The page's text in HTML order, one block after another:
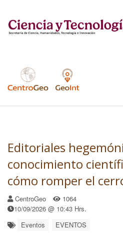
Editoriales
conocimiento
cómo romper el
CentroGeo
1064
10/09/2026 @ 10:43 Hrs.
Eventos
EVENTOS